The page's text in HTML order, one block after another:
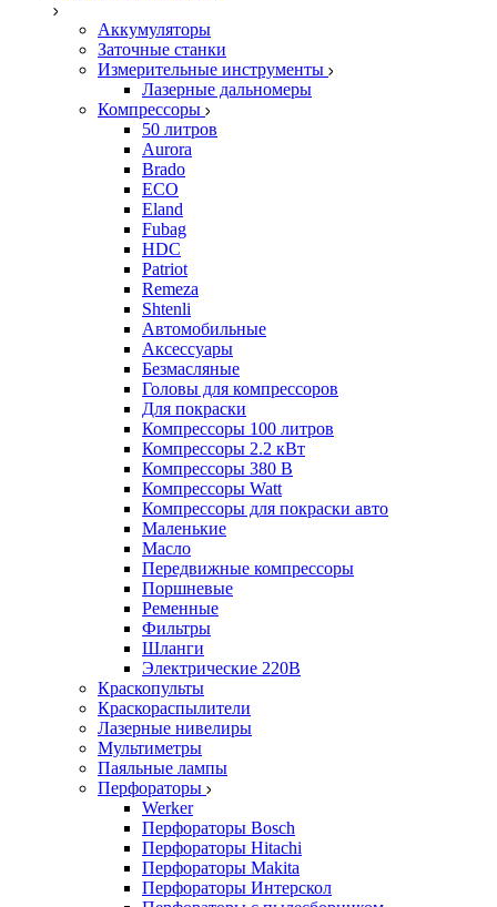
Аккумуляторы
Заточные станки
Измерительные инструменты
Лазерные дальномеры
Компрессоры
50 литров
Aurora
Brado
ECO
Eland
Fubag
HDC
Patriot
Remeza
Shtenli
Автомобильные
Аксессуары
Безмасляные
Головы для компрессоров
Для покраски
Компрессоры 100 литров
Компрессоры 2.2 кВт
Компрессоры 380 В
Компрессоры Watt
Компрессоры для покраски авто
Маленькие
Масло
Передвижные компрессоры
Поршневые
Ременные
Фильтры
Шланги
Электрические 220В
Краскопульты
Краскораспылители
Лазерные нивелиры
Мультиметры
Паяльные лампы
Перфораторы
Werker
Перфораторы Bosch
Перфораторы Hitachi
Перфораторы Makita
Перфораторы Интерскол